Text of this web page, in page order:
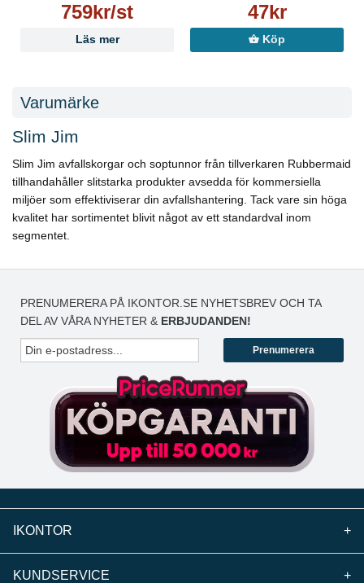
759kr/st
Läs mer
47kr
Köp
Varumärke
Slim Jim
Slim Jim avfallskorgar och soptunnor från tillverkaren Rubbermaid
tillhandahåller slitstarka produkter avsedda för kommersiella
miljöer som effektiviserar din avfallshantering. Tack vare sin höga
kvalitet har sortimentet blivit något av ett standardval inom
segmentet.
PRENUMERERA PÅ IKONTOR.SE NYHETSBREV OCH TA
DEL AV VÅRA NYHETER & ERBJUDANDEN!
Prenumerera
IKONTOR +
KUNDSERVICE +